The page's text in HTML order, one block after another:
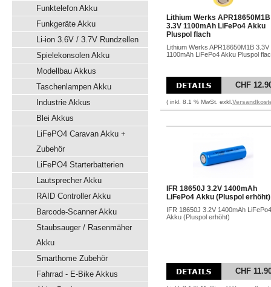
Funktelefon Akku
Funkgeräte Akku
Li-ion 3.6V / 3.7V Rundzellen
Spielekonsolen Akku
Modellbau Akkus
Taschenlampen Akku
Industrie Akkus
Blei Akkus
LiFePO4 Caravan Akku +
Zubehör
LiFePO4 Starterbatterien
Lautsprecher Akku
RAID Controller Akku
Barcode-Scanner Akku
Staubsauger / Rasenmäher
Akku
Smarthome Zubehör
Fahrrad - E-Bike Akkus
Lithium Werks APR18650M1B
3.3V 1100mAh LiFePo4 Akku
Pluspol flach
Lithium Werks APR18650M1B 3.3V
1100mAh LiFePo4 Akku Pluspol
CHF
( inkl. 8.1 % MwSt. exkl.
IFR 18650J 3.2V 1400mAh
LiFePo4 Akku (Pluspol erhöht)
IFR 18650J 3.2V 1400mAh LiFePo4
Akku (Pluspol erhöht)
CHF